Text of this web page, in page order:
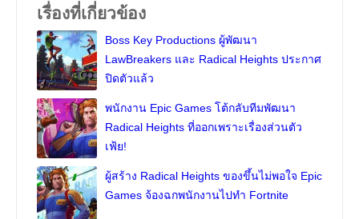
เรื่องที่เกี่ยวข้อง
Boss Key Productions ผู้พัฒนา
LawBreakers และ Radical Heights ประกาศ
ปิดตัวแล้ว
พนักงาน Epic Games โต้กลับทีมพัฒนา
Radical Heights ที่ออกเพราะเรื่องส่วนตัว
เฟ้ย!
ผู้สร้าง Radical Heights ของขึ้นไม่พอใจ Epic
Games จ้องฉกพนักงานไปทำ Fortnite